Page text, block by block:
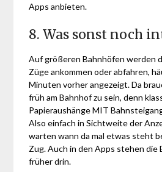
Apps anbieten.
8. Was sonst noch
Auf größeren Bahnhöfen werden
Züge ankommen oder abfahren,
Minuten vorher angezeigt. Da
früh am Bahnhof zu sein, denn
Papieraushänge MIT
Also einfach in Sichtweite der
warten wann da mal etwas steht
Zug. Auch in den Apps stehen die
früher drin.